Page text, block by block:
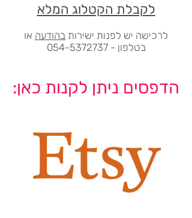
לקבלת הקטלוג המלא
לרכישה יש לפנות ישירות בהודעה או
בטלפון -054-5372737
הדפסים ניתן לקנות כאן: